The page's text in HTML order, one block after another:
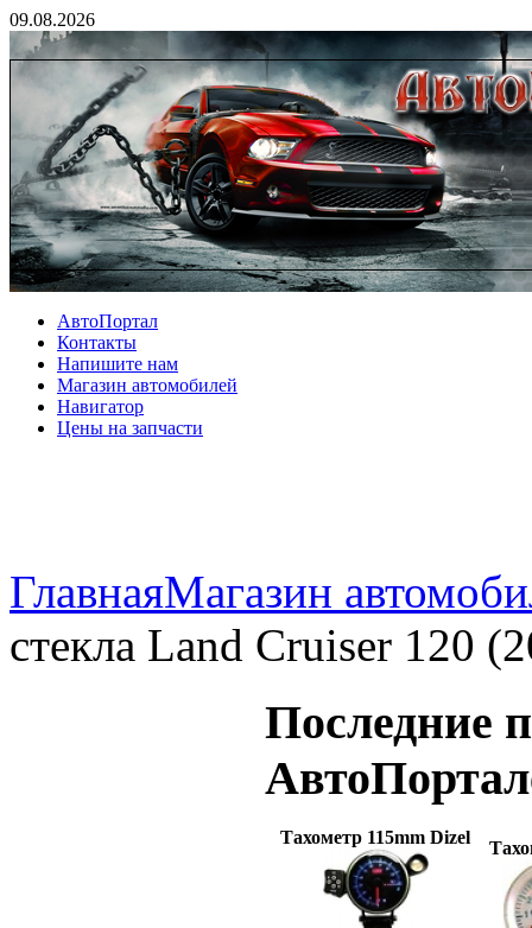
09.08.2026
АвтоПортал
Контакты
Напишите нам
Магазин автомобилей
Навигатор
Цены на запчасти
ГлавнаяМагазин
стекла Land Cruiser 120
Последние
Тахометр 115mm Dizel